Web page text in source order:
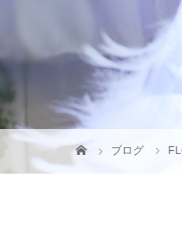
ブログ